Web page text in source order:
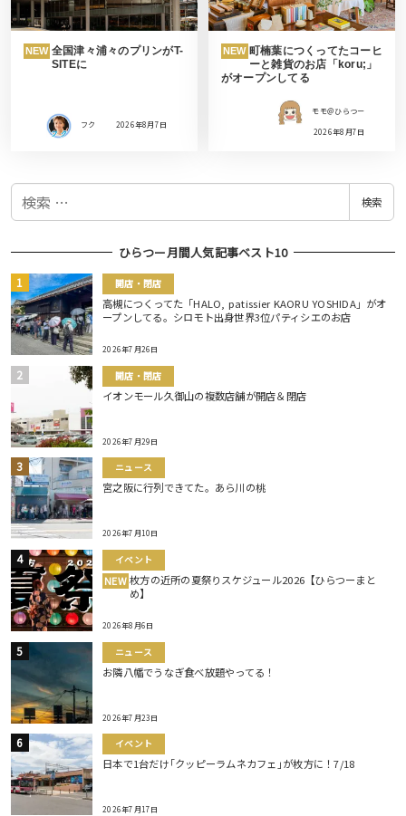
NEW 全国津々浦々のプリンがT-
SITEに
フク 2026年8月7日
NEW 町楠葉につくってたコーヒ
ーと雑貨のお店「koru;」
がオープンしてる
モモ＠ひらつー
2026年8月7日
検
検索
ひらつー月間人気記事ベスト10
開店・閉店
高槻につくってた「HALO, patissier KAORU YOSHIDA」がオ
ープンしてる。シロモト出身世界3位パティシエのお店
2026年7月26日
開店・閉店
イオンモール久御山の複数店舗が開店＆閉店
2026年7月29日
ニュース
宮之阪に行列できてた。あら川の桃
2026年7月10日
イベント
NEW 枚方の近所の夏祭りスケジュール2026【ひらつーまと
め】
2026年8月6日
ニュース
お隣八幡でうなぎ食べ放題やってる！
2026年7月23日
イベント
日本で1台だけ｢クッピーラムネカフェ｣が枚方に！7/18
2026年7月17日